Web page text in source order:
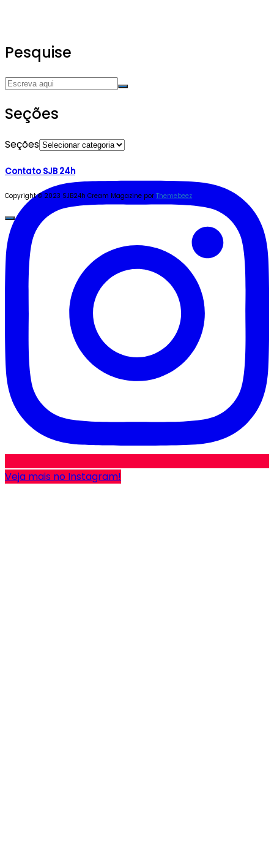
Veja mais no Instagram!
Pesquise
Seções
Seções
Contato SJB 24h
Copyright © 2023 SJB24h Cream Magazine por Themebeez